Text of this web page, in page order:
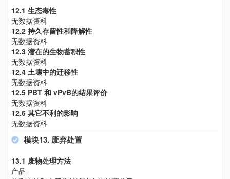
12.1 生态毒性
无数据资料
12.2 持久存留性和降解性
无数据资料
12.3 潜在的生物蓄积性
无数据资料
12.4 土壤中的迁移性
无数据资料
12.5 PBT 和 vPvB的结果评价
无数据资料
12.6 其它不利的影响
无数据资料
模块13. 废弃处置
13.1 废物处理方法
产品